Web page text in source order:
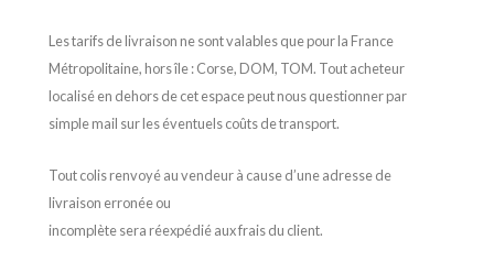
Les tarifs de livraison ne sont valables que pour la France
Métropolitaine, hors île : Corse, DOM, TOM. Tout acheteur
localisé en dehors de cet espace peut nous questionner par
simple mail sur les éventuels coûts de transport.
Tout colis renvoyé au vendeur à cause d’une adresse de
livraison erronée ou
incomplète sera réexpédié aux frais du client.